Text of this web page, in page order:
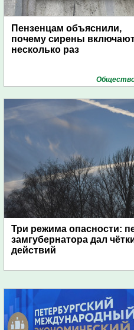
Пензенцам объяснили,
почему сирены
несколько раз
Три режима опасности:
замгубернатора дал
действий